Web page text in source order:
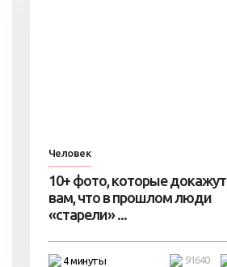
Человек
10+ фото, которые докажут
вам, что в прошлом люди
«старели» ...
4 минуты 91640